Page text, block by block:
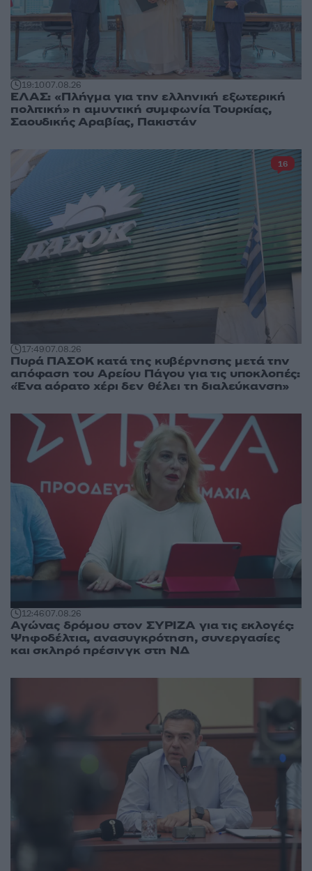
19:1007.08.26
ΕΛΑΣ: «Πλήγμα για την ελληνική εξωτερική
πολιτική» η αμυντική συμφωνία Τουρκίας,
Σαουδικής Αραβίας, Πακιστάν
17:4907.08.26
Πυρά ΠΑΣΟΚ κατά της κυβέρνησης μετά την
απόφαση του Αρείου Πάγου για τις υποκλοπές:
«Ένα αόρατο χέρι δεν θέλει τη διαλεύκανση»
16
12:4607.08.26
Αγώνας δρόμου στον ΣΥΡΙΖΑ για τις εκλογές:
Ψηφοδέλτια, ανασυγκρότηση, συνεργασίες
και σκληρό πρέσινγκ στη ΝΔ